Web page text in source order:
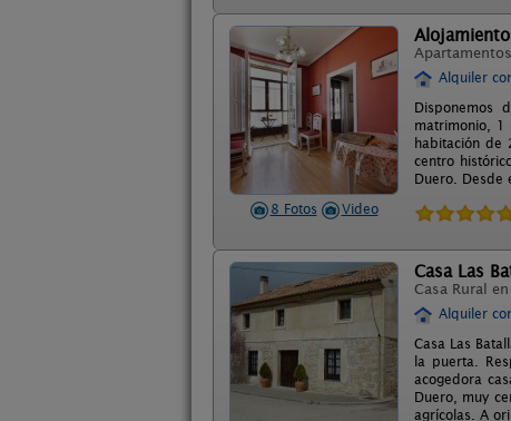
8 Fotos Video
Alojamiento
Alquiler
Disponemos
matrimonio, 1
habitación de
centro
Duero. Desde
Casa Las
Casa Rural en
Alquiler
Casa Las
la puerta.
acogedora
Duero, muy
agrícolas. A